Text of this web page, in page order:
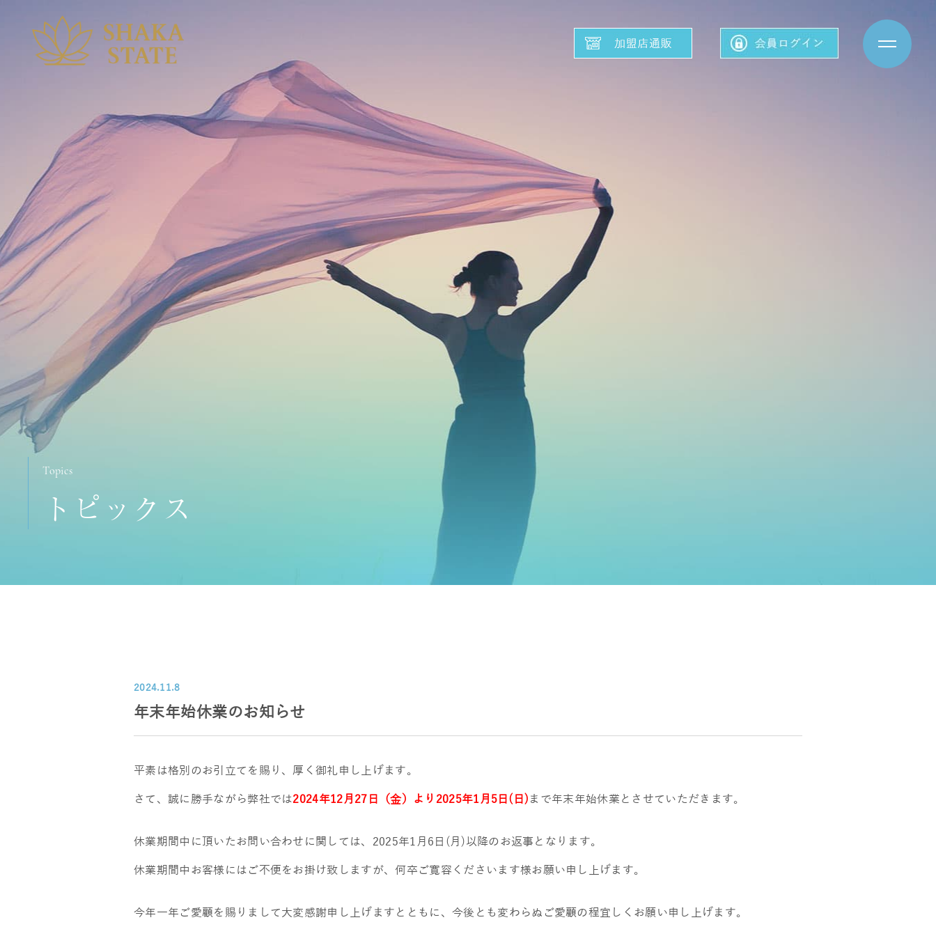
Topics
トピックス
2024.11.8
年末年始休業のお知らせ
平素は格別のお引立てを賜り、厚く御礼申し上げます。
さて、誠に勝手ながら弊社では2024年12月27日（金）より2025年1月5日(日) まで年末年始休業とさせていただきます。
休業期間中に頂いたお問い合わせに関しては、2025年1月6日(月)以降のお返事となります。
休業期間中お客様にはご不便をお掛け致しますが、何卒ご寛容くださいます様お願い申し上げます。
今年一年ご愛顧を賜りまして大変感謝申し上げますとともに、今後とも変わらぬご愛顧の程宜しくお願い申し上げます。